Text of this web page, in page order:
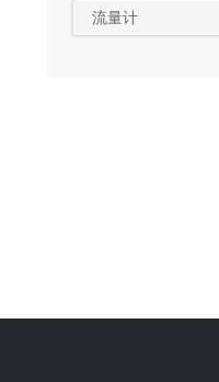
流量计